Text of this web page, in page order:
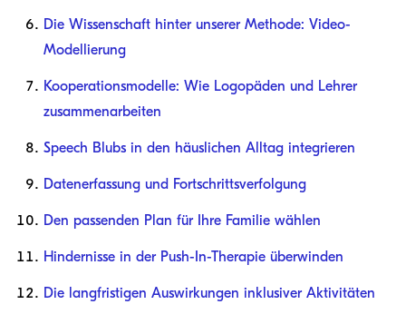
Die Wissenschaft hinter unserer Methode: Video-
Modellierung
Kooperationsmodelle: Wie Logopäden und Lehrer
zusammenarbeiten
Speech Blubs in den häuslichen Alltag integrieren
Datenerfassung und Fortschrittsverfolgung
Den passenden Plan für Ihre Familie wählen
Hindernisse in der Push-In-Therapie überwinden
Die langfristigen Auswirkungen inklusiver Aktivitäten